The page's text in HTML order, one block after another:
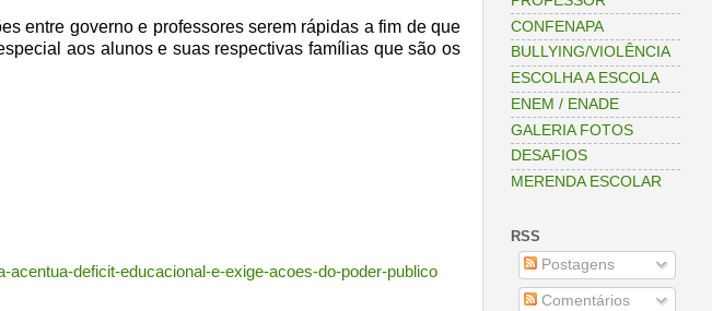
entre governo e professores serem rápidas a fim de que
aos alunos e suas respectivas famílias que são os
deficit-educacional-e-exige-acoes-do-poder-publico
CONFENAPA
BULLYING/VIOLÊNCIA
ESCOLHA A ESCOLA
ENEM / ENADE
GALERIA FOTOS
DESAFIOS
MERENDA ESCOLAR
RSS
Postagens
Comentários